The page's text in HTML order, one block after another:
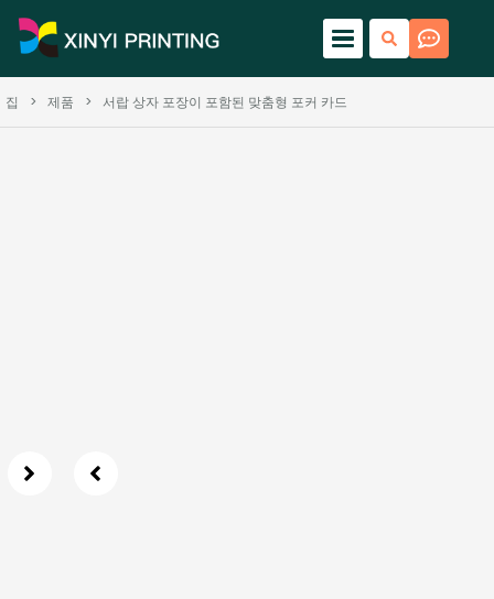
집 > 제품 > 서랍 상자 포장이 포함된 맞춤형 포커 카드